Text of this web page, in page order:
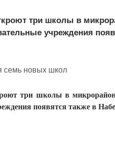
три школы в
учреждения
три школы в
появятся также в